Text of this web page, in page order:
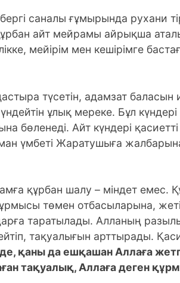
саналы ғұмырында рухани
айт мейрамы айрықша
мейірім мен кешірімге
түсетін, адамзат
ұлық мереке. Бұл
бөленеді. Айт күндері
үмбеті Жаратушыға
құрбан шалу – міндет емес.
төмен отбасыларына,
таратылады. Алланың
тақуалығын арттырады.
қаны да ешқашан Аллаға
тақуалық, Аллаға деген